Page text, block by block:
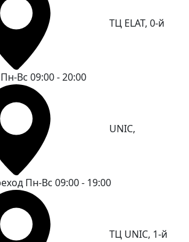
ТЦ ELAT, 0-й
Пн-Вс 09:00 - 20:00
UNIC,
Пн-Вс 09:00 - 19:00
ТЦ UNIC, 1-й